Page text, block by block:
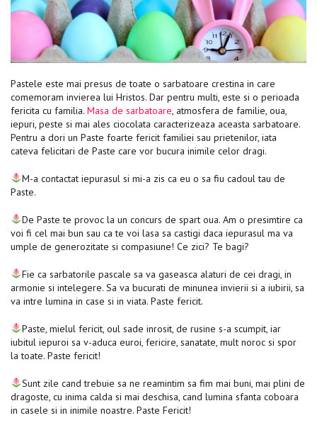
Pastele este mai presus de toate o sarbatoare crestina in care
comemoram invierea lui Hristos. Dar pentru multi, este si o perioada
fericita cu familia. Masa de sarbatoare, atmosfera de familie, oua,
iepuri, peste si mai ales ciocolata caracterizeaza aceasta sarbatoare.
Pentru a dori un Paste foarte fericit familiei sau prietenilor, iata
cateva felicitari de Paste care vor bucura inimile celor dragi.
M-a contactat iepurasul si mi-a zis ca eu o sa fiu cadoul tau de
Paste.
De Paste te provoc la un concurs de spart oua. Am o presimtire ca
voi fi cel mai bun sau ca te voi lasa sa castigi daca iepurasul ma va
umple de generozitate si compasiune! Ce zici? Te bagi?
Fie ca sarbatorile pascale sa va gaseasca alaturi de cei dragi, in
armonie si intelegere. Sa va bucurati de minunea invierii si a iubirii, sa
va intre lumina in case si in viata. Paste fericit.
Paste, mielul fericit, oul sade inrosit, de rusine s-a scumpit, iar
iubitul iepuroi sa v-aduca euroi, fericire, sanatate, mult noroc si spor
la toate. Paste fericit!
Sunt zile cand trebuie sa ne reamintim sa fim mai buni, mai plini de
dragoste, cu inima calda si mai deschisa, cand lumina sfanta coboara
in casele si in inimile noastre. Paste Fericit!